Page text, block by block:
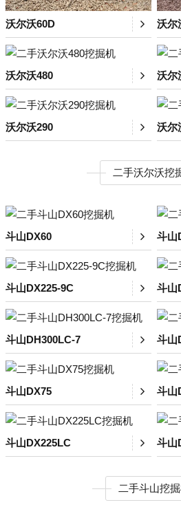
沃尔沃60D 沃尔
沃尔沃480 沃尔
沃尔沃290 沃尔
二手沃尔沃挖
斗山DX60 斗山
斗山DX225-9C 斗山
斗山DH300LC-7 斗山
斗山DX75 斗山
斗山DX225LC 斗山
二手斗山挖